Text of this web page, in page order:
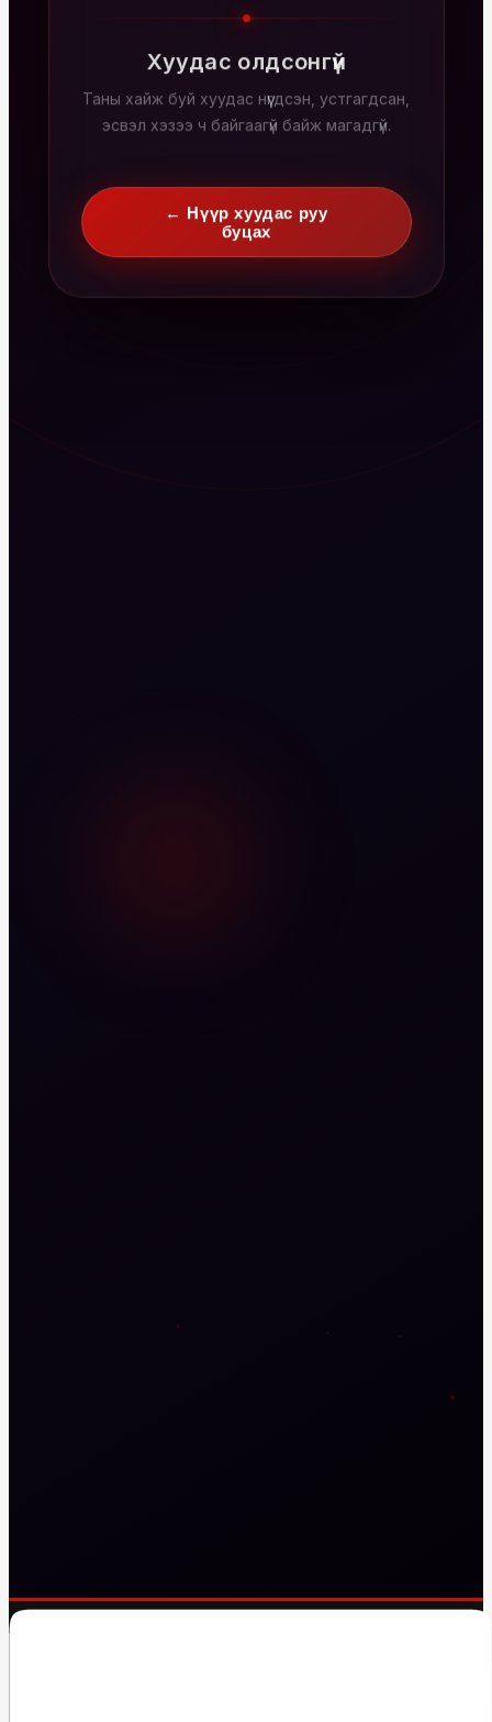
Хуудас олдсонгүй
Таны хайж буй хуудас нүүгдсэн, устгагдсан,
эсвэл хэзээ ч байгаагүй байж магадгүй.
← Нүүр хуудас руу
буцах